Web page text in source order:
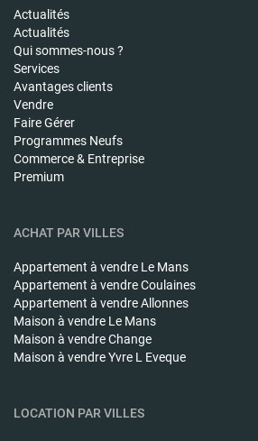
Actualités
Actualités
Qui sommes-nous ?
Services
Avantages clients
Vendre
Faire Gérer
Programmes Neufs
Commerce & Entreprise
Premium
ACHAT PAR VILLES
Appartement à vendre Le Mans
Appartement à vendreCoulaines
Appartement à vendreAllonnes
Maison à vendre Le Mans
Maison à vendreChange
Maison à vendreYvre L Eveque
LOCATION PAR VILLES